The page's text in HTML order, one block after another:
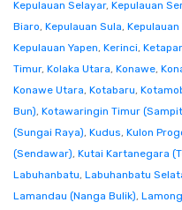
Kepulauan Selayar, Kepulauan
Biaro, Kepulauan Sula, Kepulauan
Kepulauan Yapen, Kerinci,
Timur, Kolaka Utara, Konawe,
Konawe Utara, Kotabaru,
Bun), Kotawaringin Timur
(Sungai Raya), Kudus, Kulon
(Sendawar), Kutai Kartanegara
Labuhanbatu, Labuhanbatu
Lamandau (Nanga Bulik),